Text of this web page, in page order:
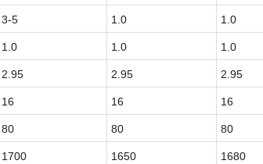
3-5 1.0 1.0
1.0 1.0 1.0
2.95 2.95 2.95
16 16 16
80 80 80
1700 1650 1680